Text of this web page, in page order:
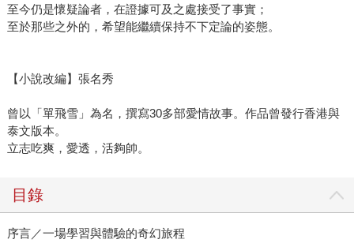
至今仍是懷疑論者，在證據可及之處接受了事實；
至於那些之外的，希望能繼續保持不下定論的姿態。
【小說改編】張名秀
曾以「單飛雪」為名，撰寫30多部愛情故事。作品曾發行香港與
泰文版本。
立志吃爽，愛透，活夠帥。
目錄
序言／一場學習與體驗的奇幻旅程